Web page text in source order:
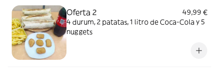
Oferta 2
49,99 €
4 durum, 2 patatas, 1 litro de Coca-Cola y 5
nuggets